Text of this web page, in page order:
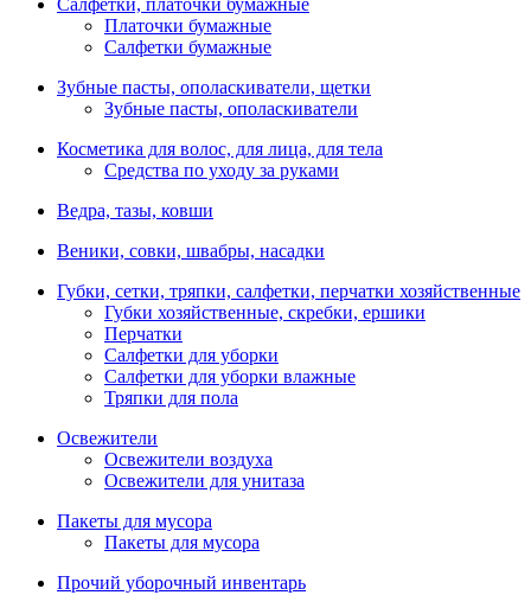
Салфетки, платочки бумажные
Платочки бумажные
Салфетки бумажные
Зубные пасты, ополаскиватели, щетки
Зубные пасты, ополаскиватели
Косметика для волос, для лица, для тела
Средства по уходу за руками
Ведра, тазы, ковши
Веники, совки, швабры, насадки
Губки, сетки, тряпки, салфетки, перчатки хозяйственные
Губки хозяйственные, скребки, ершики
Перчатки
Салфетки для уборки
Салфетки для уборки влажные
Тряпки для пола
Освежители
Освежители воздуха
Освежители для унитаза
Пакеты для мусора
Пакеты для мусора
Прочий уборочный инвентарь